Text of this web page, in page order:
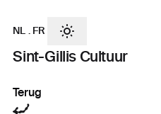
Sint-Gillis Cultuur
NL . FR
Terug